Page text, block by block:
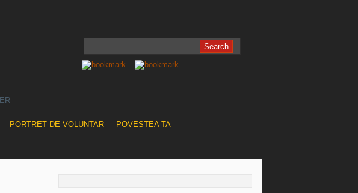
PORTRET DE VOLUNTAR POVESTEA TA